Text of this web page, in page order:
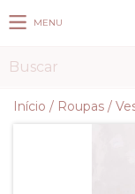
MENU
Início / Roupas /